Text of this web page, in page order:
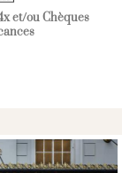
et/ou Chèques